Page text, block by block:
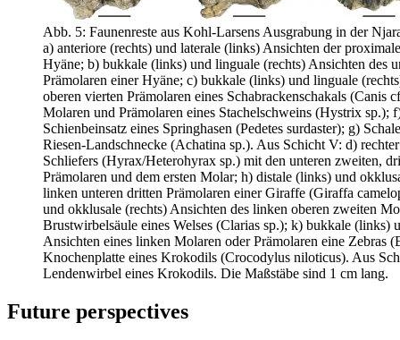
Abb. 5: Faunenreste aus Kohl-Larsens Ausgrabung in der
a) anteriore (rechts) und laterale (links) Ansichten der
Hyäne; b) bukkale (links) und linguale (rechts) Ansichten des
Prämolaren einer Hyäne; c) bukkale (links) und linguale
oberen vierten Prämolaren eines Schabracken­schakals (Canis
Molaren und Prämolaren eines Stachelschweins (Hystrix sp.);
Schienbeinsatz eines Springhasen (Pedetes surdaster); g)
Riesen-Landschnecke (Achatina sp.). Aus Schicht V: d)
Schliefers (Hyrax/Heterohyrax sp.) mit den unteren zweiten,
Prämolaren und dem ersten Molar; h) distale (links) und
linken unteren dritten Prämolaren einer Giraffe (Giraffa
und okklusale (rechts) Ansichten des linken oberen zweiten
Brustwirbelsäule eines Welses (Clarias sp.); k) bukkale (links)
Ansichten eines linken Molaren oder Prämolaren eine Zebras
Knochenplatte eines Krokodils (Crocodylus niloticus). Aus
Lendenwirbel eines Krokodils. Die Maßstäbe sind 1 cm lang.
Future perspectives